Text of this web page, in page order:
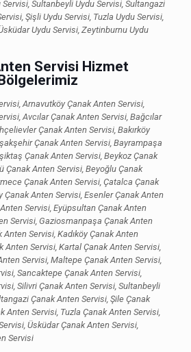
Servisi, Sultanbeyli Uydu Servisi, Sultangazi
Şişli Uydu Servisi, Tuzla Uydu Servisi,
Uydu Servisi, Zeytinburnu Uydu
Servisi Hizmet
Arnavutköy Çanak Anten Servisi,
Avcılar Çanak Anten Servisi, Bağcılar
Çanak Anten Servisi, Bakırköy
Çanak Anten Servisi, Bayrampaşa
Çanak Anten Servisi, Beykoz Çanak
Çanak Anten Servisi, Beyoğlu Çanak
Çanak Anten Servisi, Çatalca Çanak
Çanak Anten Servisi, Esenler Çanak Anten
Servisi, Eyüpsultan Çanak Anten
Servisi, Gaziosmanpaşa Çanak Anten
Servisi, Kadıköy Çanak Anten
Anten Servisi, Kartal Çanak Anten Servisi,
Servisi, Maltepe Çanak Anten Servisi,
Sancaktepe Çanak Anten Servisi,
Silivri Çanak Anten Servisi, Sultanbeyli
Çanak Anten Servisi, Şile Çanak
Anten Servisi, Tuzla Çanak Anten Servisi,
Üsküdar Çanak Anten Servisi,
Servisi